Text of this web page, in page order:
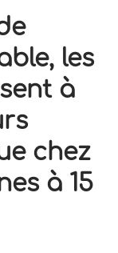
les
à
chez
à 15